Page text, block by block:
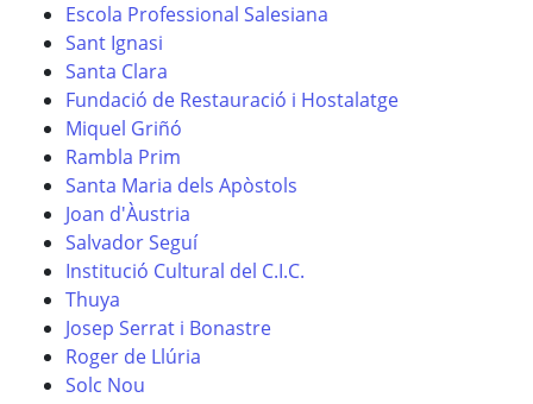
Escola Professional Salesiana
Sant Ignasi
Santa Clara
Fundació de Restauració i Hostalatge
Miquel Griñó
Rambla Prim
Santa Maria dels Apòstols
Joan d'Àustria
Salvador Seguí
Institució Cultural del C.I.C.
Thuya
Josep Serrat i Bonastre
Roger de Llúria
Solc Nou